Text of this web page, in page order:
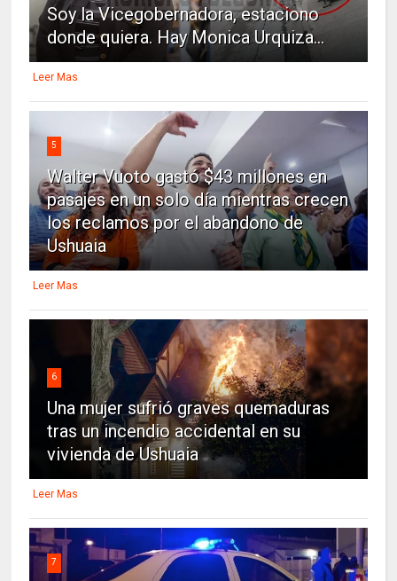
Soy la Vicegobernadora, estaciono
donde quiera. Hay Monica Urquiza...
Leer Mas
5
Walter Vuoto gastó $43 millones en
pasajes en un solo día mientras crecen
los reclamos por el abandono de
Ushuaia
Leer Mas
6
Una mujer sufrió graves quemaduras
tras un incendio accidental en su
vivienda de Ushuaia
Leer Mas
7